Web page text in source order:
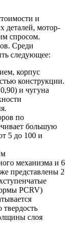
и
деталей, мотор-
спросом.
Среди
следующее:
корпус
конструкции.
и чугуна
по
большую
5 до 100 и
механизма и 6
представлены 2
PCRV)
твердость
слоя